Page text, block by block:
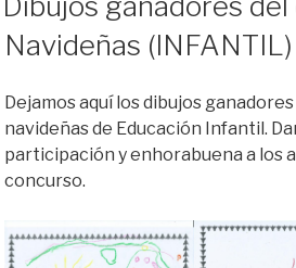
Navideñas (INFANTIL)
Dejamos aquí los dibujos
navideñas de Educación Infantil.
participación y enhorabuena a los
concurso.